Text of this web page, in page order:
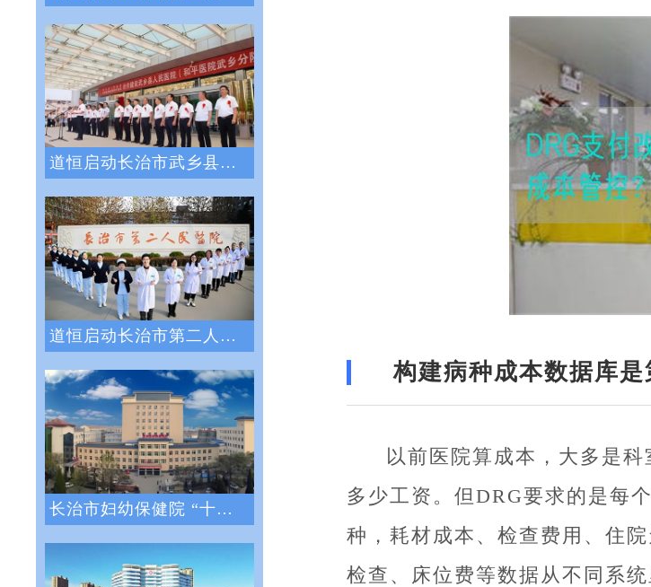
道恒启动长治市武乡县人民医院绩效管理体系
道恒启动长治市第二人民医院绩效管理咨询服
长治市妇幼保健院 “十四五”医院战略与绩
构建病种成本数据库是
以前医院算成本，大多是
多少工资。但DRG要求的是每
种，耗材成本、检查费用、住
检查、床位费等数据从不同系